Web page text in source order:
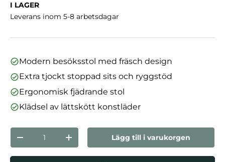
I LAGER
Leverans inom 5-8 arbetsdagar
Modern besöksstol med fräsch design
Extra tjockt stoppad sits och ryggstöd
Ergonomisk fjädrande stol
Klädsel av lättskött konstläder
nummer
Minska mängdenÖka kvantitetenLägg till i varukorgen